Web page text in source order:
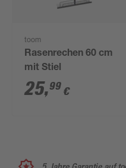
toom
Rasenrechen 60 cm
mit Stiel
25,99 €